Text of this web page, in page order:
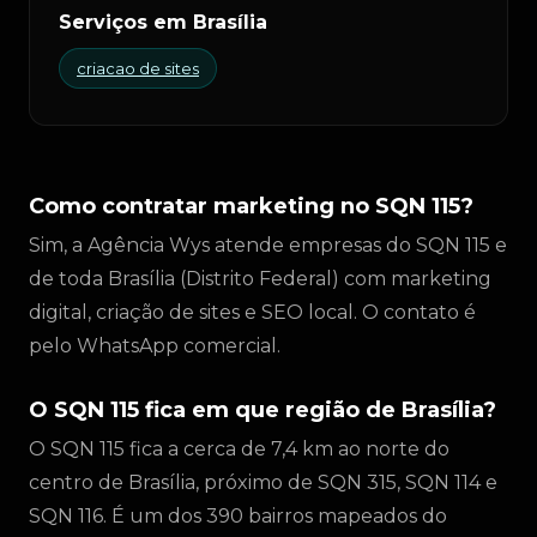
Serviços em Brasília
criacao de sites
Como contratar marketing no SQN 115?
Sim, a Agência Wys atende empresas do SQN 115 e
de toda Brasília (Distrito Federal) com marketing
digital, criação de sites e SEO local. O contato é
pelo WhatsApp comercial.
O SQN 115 fica em que região de Brasília?
O SQN 115 fica a cerca de 7,4 km ao norte do
centro de Brasília, próximo de SQN 315, SQN 114 e
SQN 116. É um dos 390 bairros mapeados do